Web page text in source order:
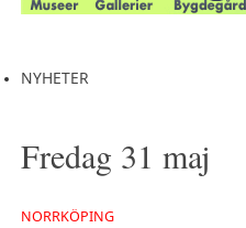
NYHETER
Fredag 31 maj
NORRKÖPING